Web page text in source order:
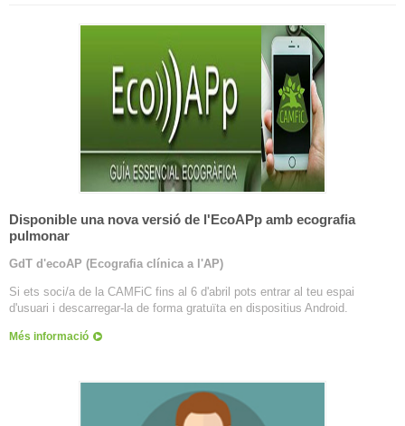
Disponible una nova versió de l'EcoAPp amb ecografia
pulmonar
GdT d'ecoAP (Ecografia clínica a l'AP)
Si ets soci/a de la CAMFiC fins al 6 d'abril pots entrar al teu espai
d'usuari i descarregar-la de forma gratuïta en dispositius Android.
Més informació